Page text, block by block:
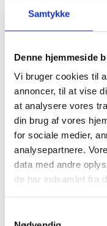
Samtykke
Denne hjemmeside
Vi bruger cookies til
annoncer, til at vise
at analysere vores
din brug af vores
for sociale medier,
analysepartnere.
data med andre
de har indsamlet fra
Carl Hansen & Søn
FK63 Reol